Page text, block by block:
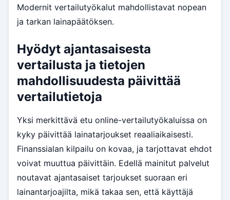
Modernit vertailutyökalut mahdollistavat nopean
ja tarkan lainapäätöksen.
Hyödyt ajantasaisesta
vertailusta ja tietojen
mahdollisuudesta päivittää
vertailutietoja
Yksi merkittävä etu online-vertailutyökaluissa on
kyky päivittää lainatarjoukset reaaliaikaisesti.
Finanssialan kilpailu on kovaa, ja tarjottavat ehdot
voivat muuttua päivittäin. Edellä mainitut palvelut
noutavat ajantasaiset tarjoukset suoraan eri
lainantarjoajilta, mikä takaa sen, että käyttäjä